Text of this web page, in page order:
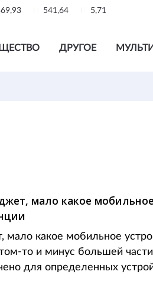
541,64 5,71
ДРУГОЕ
мало какое мобильное
мало какое мобильное
то и минус большей части
для определенных